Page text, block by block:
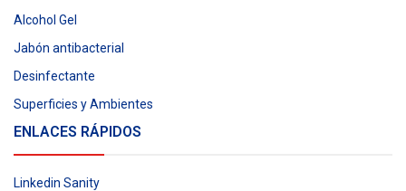
Alcohol Gel
Jabón antibacterial
Desinfectante
Superficies y Ambientes
ENLACES RÁPIDOS
Linkedin Sanity